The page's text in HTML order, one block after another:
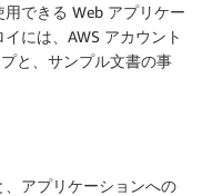
できる Web アプリケー
には、AWS アカウント
と、サンプル文書の事
アプリケーションへの